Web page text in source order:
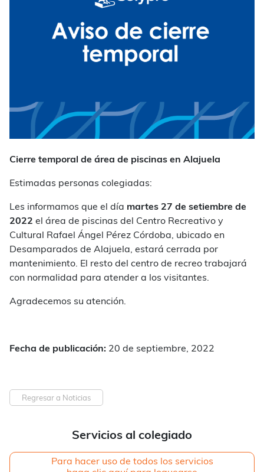
Servicios al colegiado
Para hacer uso de todos los servicios
Cierre temporal de área de piscinas en Alajuela
Estimadas personas colegiadas:
Les informamos que el día martes 27 de setiembre de
2022 el área de piscinas del Centro Recreativo y
Cultural Rafael Ángel Pérez Córdoba, ubicado en
Desamparados de Alajuela, estará cerrada por
mantenimiento. El resto del centro de recreo trabajará
con normalidad para atender a los visitantes.
Agradecemos su atención.
Fecha de publicación: 20 de septiembre, 2022
Regresar a Noticias